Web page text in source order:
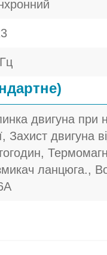
двигуна при
Захист двигуна
ланцюга.,